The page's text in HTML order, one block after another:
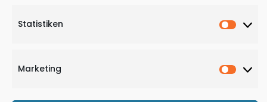
Statistiken
Marketing